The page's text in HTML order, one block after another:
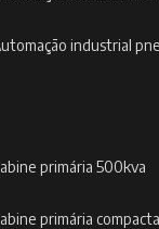
automação industrial
cabine primária 500kva
cabine primária compacta